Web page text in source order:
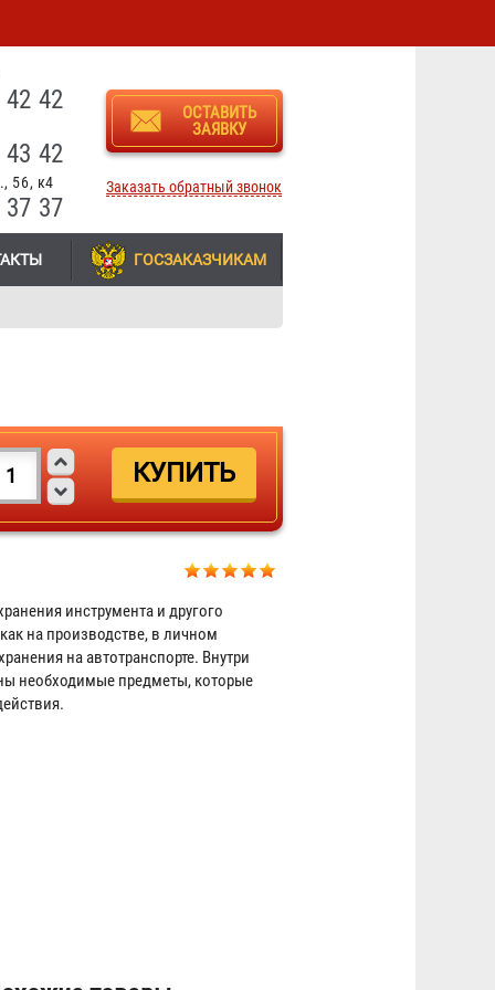
42
42
56, к4
37
ОСТАВИТЬ
ЗАЯВКУ
Заказать обратный звонок
ГОСЗАКАЗЧИКАМ
инструмента и другого
на производстве, в личном
на автотранспорте. Внутри
необходимые предметы, которые
Оцинкованный ящик
380х300х320